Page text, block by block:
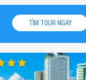
TÌM TOUR NGAY